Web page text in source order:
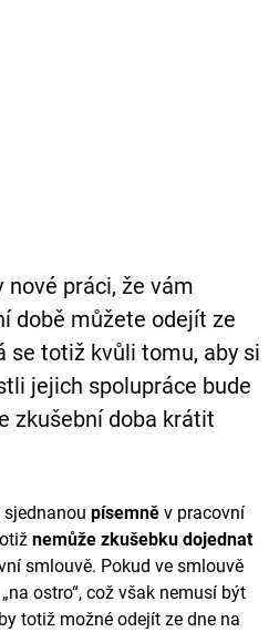
práci, že vám
době můžete odejít ze
se totiž kvůli tomu, aby si
jejich spolupráce bude
zkušební doba krátit
písemně v pracovní
nemůže zkušebku dojednat
smlouvě. Pokud ve smlouvě
ostro“, což však nemusí být
totiž možné odejít ze dne na